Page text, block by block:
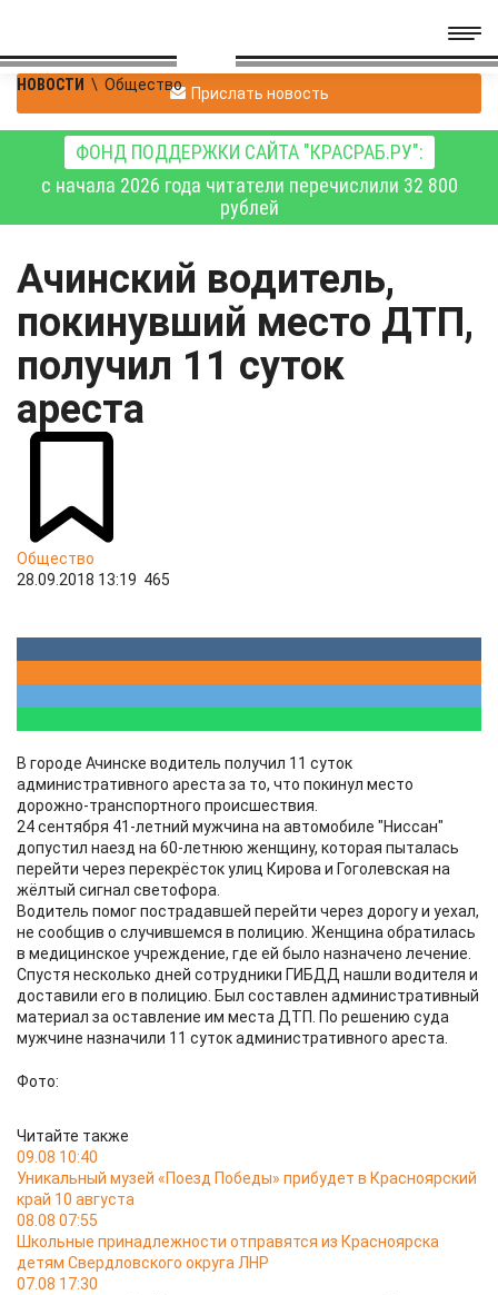
НОВОСТИ \ Общество Прислать новость
ФОНД ПОДДЕРЖКИ САЙТА "КРАСРАБ.РУ":
с начала 2026 года читатели перечислили 32 800
рублей
Ачинский водитель,
покинувший место ДТП,
получил 11 суток
ареста
Общество
28.09.2018 13:19 465
В городе Ачинске водитель получил 11 суток
административного ареста за то, что покинул место
дорожно-транспортного происшествия.
24 сентября 41-летний мужчина на автомобиле "Ниссан"
допустил наезд на 60-летнюю женщину, которая пыталась
перейти через перекрёсток улиц Кирова и Гоголевская на
жёлтый сигнал светофора.
Водитель помог пострадавшей перейти через дорогу и уехал,
не сообщив о случившемся в полицию. Женщина обратилась
в медицинское учреждение, где ей было назначено лечение.
Спустя несколько дней сотрудники ГИБДД нашли водителя и
доставили его в полицию. Был составлен административный
материал за оставление им места ДТП. По решению суда
мужчине назначили 11 суток административного ареста.
Фото:
Читайте также
09.08 10:40
Уникальный музей «Поезд Победы» прибудет в Красноярский
край 10 августа
08.08 07:55
Школьные принадлежности отправятся из Красноярска
детям Свердловского округа ЛНР
07.08 17:30